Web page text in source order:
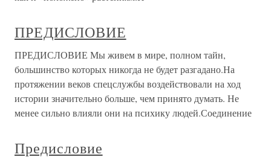
ПРЕДИСЛОВИЕ
ПРЕДИСЛОВИЕ Мы живем в мире, полном тайн,
большинство которых никогда не будет разгадано.На
протяжении веков спецслужбы воздействовали на ход
истории значительно больше, чем принято думать. Не
менее сильно влияли они на психику людей.Соединение
Предисловие